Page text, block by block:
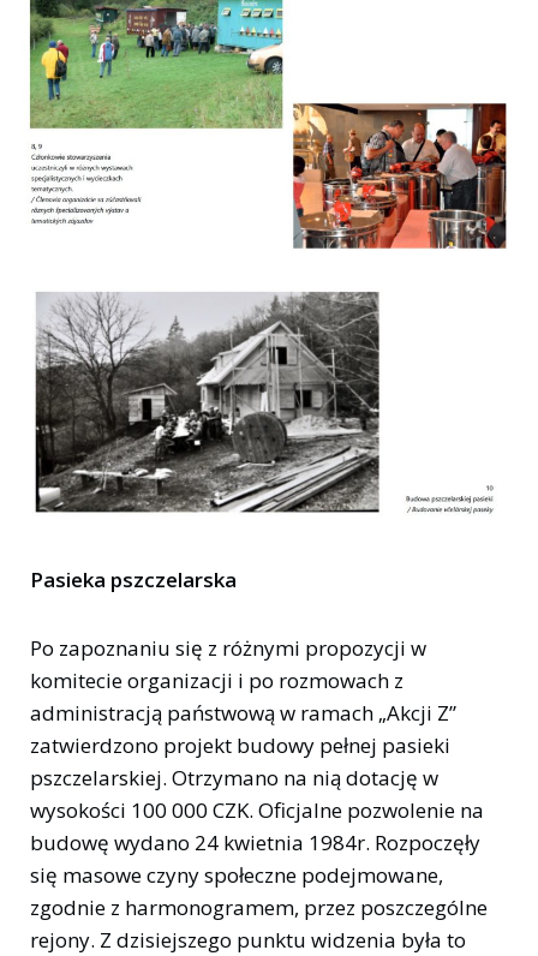
Pasieka pszczelarska
Po zapoznaniu się z różnymi propozycji w
komitecie organizacji i po rozmowach z
administracją państwową w ramach „Akcji Z”
zatwierdzono projekt budowy pełnej pasieki
pszczelarskiej. Otrzymano na nią dotację w
wysokości 100 000 CZK. Oficjalne pozwolenie na
budowę wydano 24 kwietnia 1984r. Rozpoczęły
się masowe czyny społeczne podejmowane,
zgodnie z harmonogramem, przez poszczególne
rejony. Z dzisiejszego punktu widzenia była to